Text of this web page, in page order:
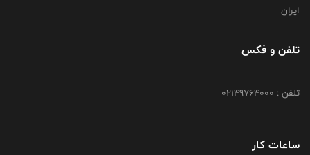
ایران
تلفن و فکس
تلفن : 02149764000
ساعات کار